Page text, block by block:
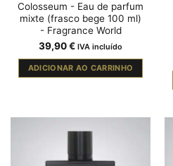
Colosseum - Eau de parfum
mixte (frasco bege 100 ml)
- Fragrance World
39,90€ IVA incluído
ADICIONAR AO CARRINHO